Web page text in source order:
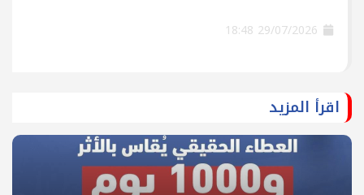
اقرأ المزيد